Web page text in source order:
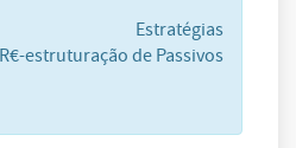
Estratégias
estruturação de Passivos